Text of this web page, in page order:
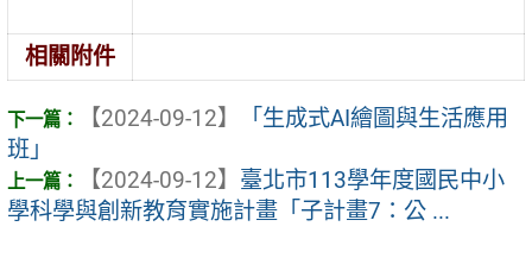
相關附件
【2024-09-12】
「生成式AI繪圖與生活應用
班」
【2024-09-12】 臺北市113學年度國民中小
學科學與創新教育實施計畫「子計畫7：公 ...